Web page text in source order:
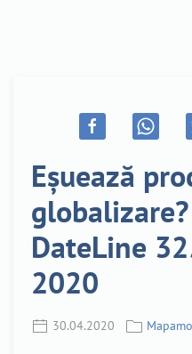
Eșuează
DateLine
2020
30.04.2020